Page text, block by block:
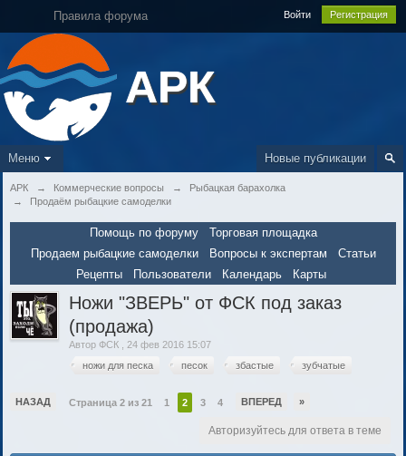
Правила форума Войти Регистрация
АРК
Новые публикации
Меню
АРК → Коммерческие вопросы →
Рыбацкая барахолка
→
Продаём рыбацкие самоделки
Помощь по форуму
Торговая площадка
Продаем рыбацкие самоделки
Вопросы к экспертам
Статьи
Рецепты
Пользователи Календарь Карты
Ножи "ЗВЕРЬ" от ФСК под заказ
(продажа)
АвторФСК
24 фев 2016 15:07
ножи для песка
песок збастые зубчатые
НАЗАД Страница 2 из 21 1 2 3 4 ВПЕРЕД »
Авторизуйтесь для ответа в теме